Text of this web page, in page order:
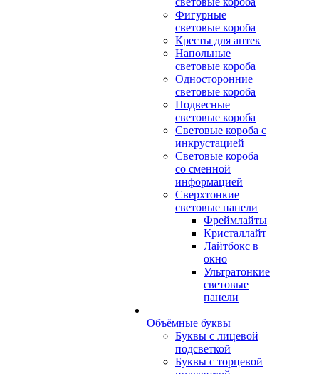
Фигурные
световые короба
Кресты для аптек
Напольные
световые короба
Односторонние
световые короба
Подвесные
световые короба
Световые короба с
инкрустацией
Световые короба
со сменной
информацией
Сверхтонкие
световые панели
Фреймлайты
Кристаллайт
Лайтбокс в
окно
Ультратонкие
световые
панели
Объёмные буквы
Буквы с лицевой
подсветкой
Буквы с торцевой